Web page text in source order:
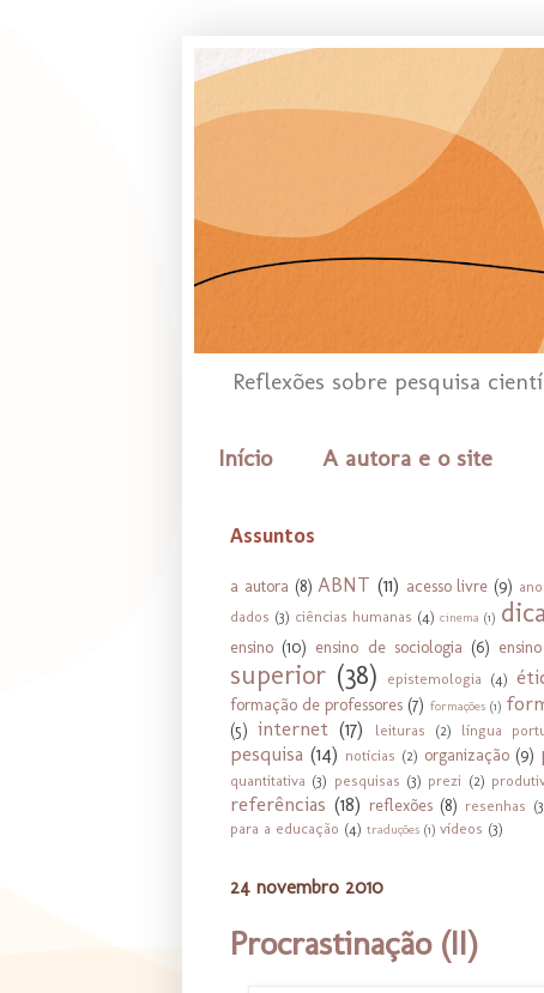
Reflexões sobre pesquisa
Início A autora e o site
Assuntos
a autora (8) ABNT (11) acesso livre (9)
dados (3) ciências humanas (4) cinema (1)
ensino (10) ensino de sociologia (6)
superior (38) epistemologia (4)
formação de professores (7) formações (1)
(5) internet (17) leituras (2) língua
pesquisa (14) notícias (2) organização (9)
quantitativa (3) pesquisas (3) prezi (2)
referências (18) reflexões (8) resenhas
para a educação (4) traduções (1) vídeos (3)
24 novembro 2010
Procrastinação (II)